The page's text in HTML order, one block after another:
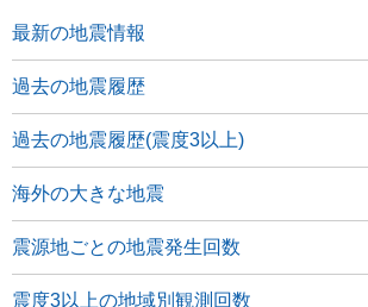
最新の地震情報
過去の地震履歴
過去の地震履歴(震度3以上)
海外の大きな地震
震源地ごとの地震発生回数
震度3以上の地域別観測回数